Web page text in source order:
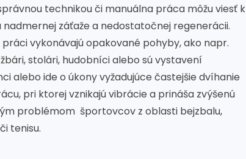
technikou či manuálna práca môžu viesť k
záťaže a nedostatočnej regenerácii.
vykonávajú opakované pohyby, ako napr.
stolári, hudobníci alebo sú vystavení
alebo ide o úkony vyžadujúce častejšie dvíhanie
pri ktorej vznikajú vibrácie a prináša zvýšenú
problémom športovcov z oblasti bejzbalu,
tenisu.